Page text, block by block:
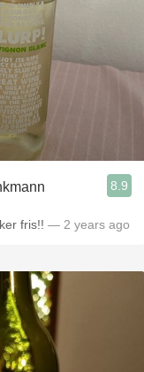
8.9
fris!! — 2 years ago